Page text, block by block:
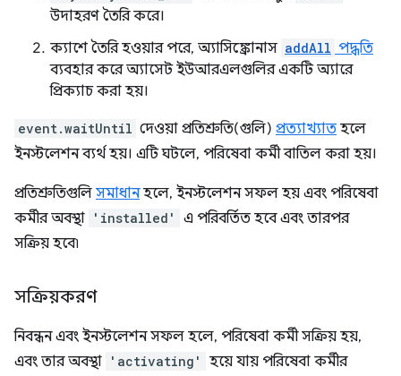
উদাহরণ তৈরি করে।
ক্যাশে তৈরি হওয়ার পরে, অ্যাসিঙ্ক্রোনাস addAll পদ্ধতি
ব্যবহার করে অ্যাসেট ইউআরএলগুলির একটি অ্যারে
প্রিক্যাচ করা হয়।
event.waitUntil দেওয়া প্রতিশ্রুতি(গুলি) প্রত্যাখ্যাত হলে
ইনস্টলেশন ব্যর্থ হয়। এটি ঘটলে, পরিষেবা কর্মী বাতিল করা হয়।
প্রতিশ্রুতিগুলি সমাধানহলে, ইনস্টলেশন সফল হয় এবং পরিষেবা
কর্মীর অবস্থা 'installed'
এ পরিবর্তিত হবে এবং তারপর
সক্রিয় হবে৷
সক্রিয়করণ
নিবন্ধন এবং ইনস্টলেশন সফল হলে, পরিষেবা কর্মী সক্রিয় হয়,
এবং তার অবস্থা 'activating' হয়ে যায় পরিষেবা কর্মীর